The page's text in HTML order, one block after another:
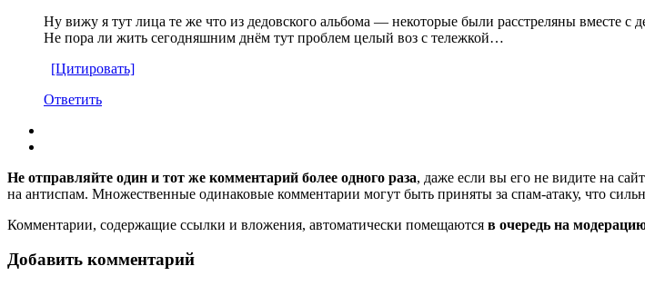
Ну вижу я тут лица те же что из дедовского альбома — некоторые были расстреляны вместе с
Не пора ли жить сегодняшним днём тут проблем целый воз с тележкой…
[Цитировать]
Ответить
Не отправляйте один и тот же комментарий более одного раза, даже если вы его не видите на
на антиспам. Множественные одинаковые комментарии могут быть приняты за спам-атаку, что
Комментарии, содержащие ссылки и вложения, автоматически помещаются в очередь на
Добавить комментарий